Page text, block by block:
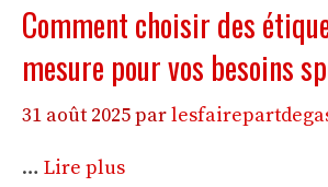
Comment choisir des
mesure pour vos besoins
31 août 2025par
… Lire plus